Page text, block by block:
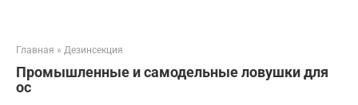
Главная » Дезинсекция
Промышленные и самодельные ловушки для
ос